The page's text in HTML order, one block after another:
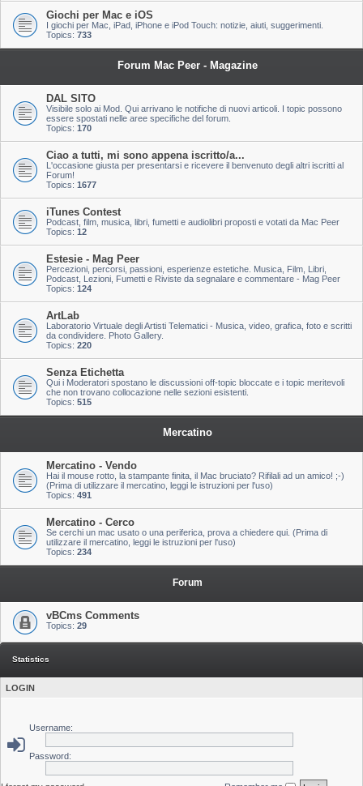
Giochi per Mac e iOS
I giochi per Mac, iPad, iPhone e iPod Touch: notizie, aiuti, suggerimenti.
Topics: 733
Forum Mac Peer - Magazine
DAL SITO
Visibile solo ai Mod. Qui arrivano le notifiche di nuovi articoli. I topic possono
essere spostati nelle aree specifiche del forum.
Topics: 170
Ciao a tutti, mi sono appena iscritto/a...
L'occasione giusta per presentarsi e ricevere il benvenuto degli altri iscritti al
Forum!
Topics: 1677
iTunes Contest
Podcast, film, musica, libri, fumetti e audiolibri proposti e votati da Mac Peer
Topics: 12
Estesie - Mag Peer
Percezioni, percorsi, passioni, esperienze estetiche. Musica, Film, Libri,
Podcast, Lezioni, Fumetti e Riviste da segnalare e commentare - Mag Peer
Topics: 124
ArtLab
Laboratorio Virtuale degli Artisti Telematici - Musica, video, grafica, foto e scritti
da condividere. Photo Gallery.
Topics: 220
Senza Etichetta
Qui i Moderatori spostano le discussioni off-topic bloccate e i topic meritevoli
che non trovano collocazione nelle sezioni esistenti.
Topics: 515
Mercatino
Mercatino - Vendo
Hai il mouse rotto, la stampante finita, il Mac bruciato? Rifilali ad un amico! ;-)
(Prima di utilizzare il mercatino, leggi le istruzioni per l'uso)
Topics: 491
Mercatino - Cerco
Se cerchi un mac usato o una periferica, prova a chiedere qui. (Prima di
utilizzare il mercatino, leggi le istruzioni per l'uso)
Topics: 234
Forum
vBCms Comments
Topics: 29
Statistics
LOGIN
Username:
Password: